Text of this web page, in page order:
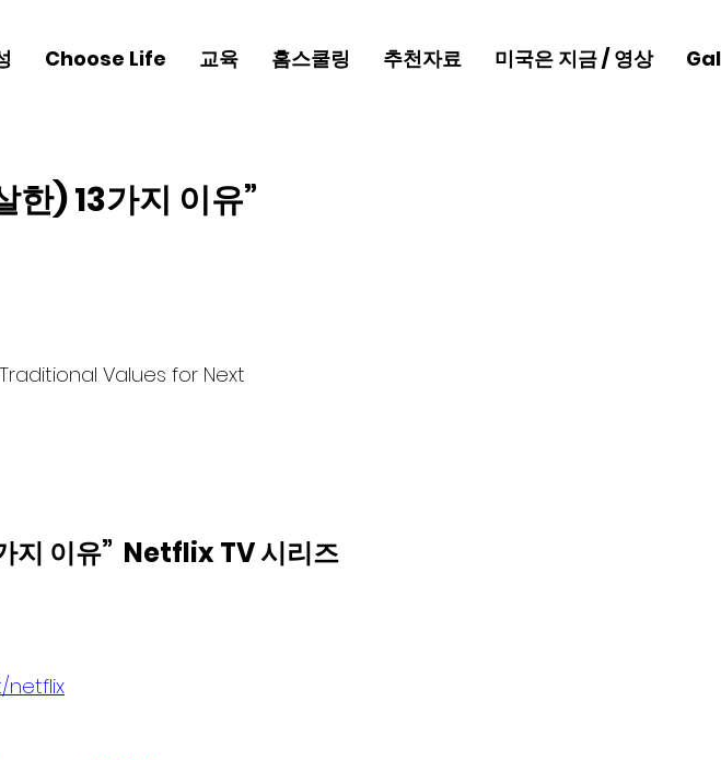
Choose Life 교육 홈스쿨링 추천자료 미국은 지금 / 영상
) 13가지 이유”
Traditional Values for Next
지 이유”  Netflix TV 시리즈
netflix